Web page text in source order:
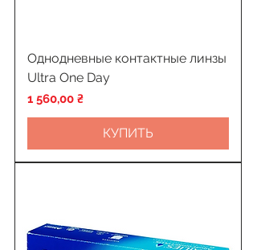
Однодневные контактные линзы
Ultra One Day
Цена
1 560,00 ₴
КУПИТЬ